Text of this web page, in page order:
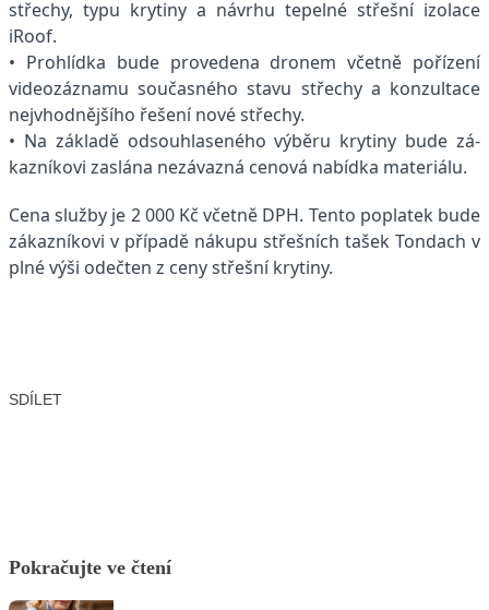
střechy, typu krytiny a návrhu tepelné střešní izolace
iRoof.
• Prohlídka bude provedena dronem včetně pořízení
videozáznamu současného stavu střechy a konzultace
nejvhodnějšího řešení nové střechy.
• Na základě odsouhlaseného výběru krytiny bude zá-
kazníkovi zaslána nezávazná cenová nabídka materiálu.
Cena služby je 2 000 Kč včetně DPH. Tento poplatek bude
zákazníkovi v případě nákupu střešních tašek Tondach v
plné výši odečten z ceny střešní krytiny.
SDÍLET
Pokračujte ve čtení